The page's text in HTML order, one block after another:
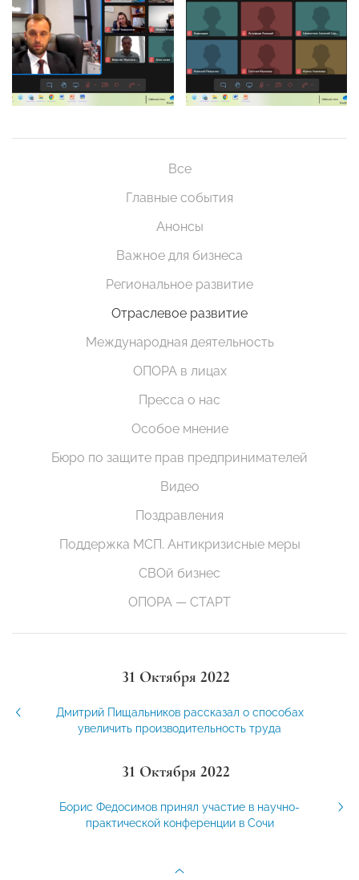
Все
Главные события
Анонсы
Важное для бизнеса
Региональное развитие
Отраслевое развитие
Международная деятельность
ОПОРА в лицах
Пресса о нас
Особое мнение
Бюро по защите прав предпринимателей
Видео
Поздравления
Поддержка МСП. Антикризисные меры
СВОй бизнес
ОПОРА — СТАРТ
31 Октября 2022
Дмитрий Пищальников рассказал о способах
увеличить производительность труда
31 Октября 2022
Борис Федосимов принял участие в научно-
практической конференции в Сочи